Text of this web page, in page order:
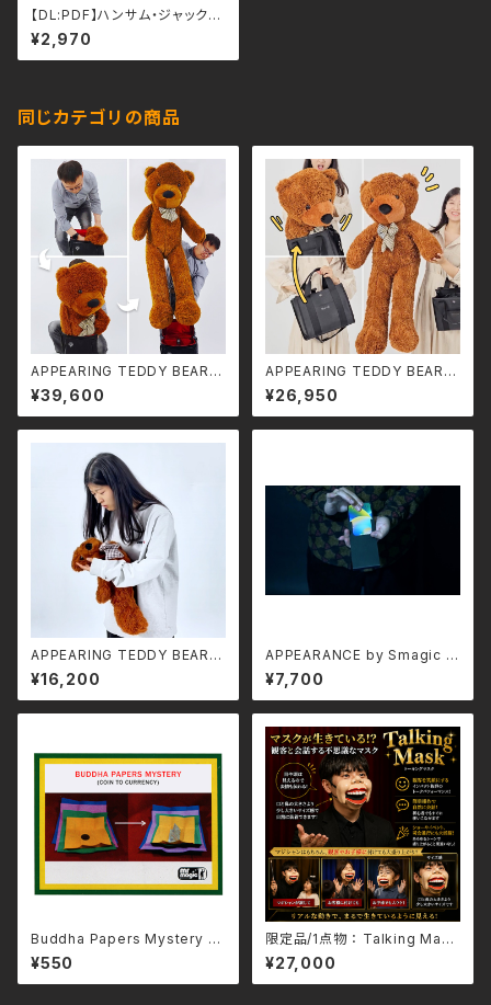
【DL:PDF】ハンサム・ジャック/
エトセトラ ハンサム・ジャック
¥2,970
同じカテゴリの商品
APPEARING TEDDY BEAR
（LARGE）
¥39,600
APPEARING TEDDY BEAR
（MEDIUM）
¥26,950
APPEARING TEDDY BEAR
（SMALL）
¥16,200
APPEARANCE by Smagic P
roductions
¥7,700
Buddha Papers Mystery b
y Mr Magic-日本語補足解説
書付き
¥550
限定品/1点物 ： Talking Mas
k/トーキングマスク
¥27,000